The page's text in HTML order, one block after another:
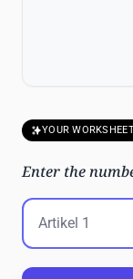
YOUR
Enter the